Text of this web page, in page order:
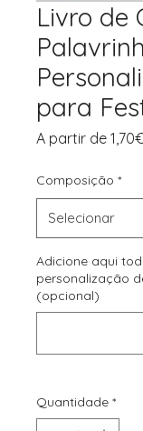
Livro de
para
A partir de
Composição *
Adicione aqui
personalização
(opcional)
Quantidade *